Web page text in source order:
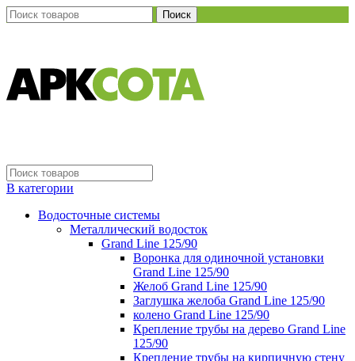
Поиск
В категории
Водосточные системы
Металлический водосток
Grand Line 125/90
Воронка для одиночной установки
Grand Line 125/90
Желоб Grand Line 125/90
Заглушка желоба Grand Line 125/90
колено Grand Line 125/90
Крепление трубы на дерево Grand Line
125/90
Крепление трубы на кирпичную стену